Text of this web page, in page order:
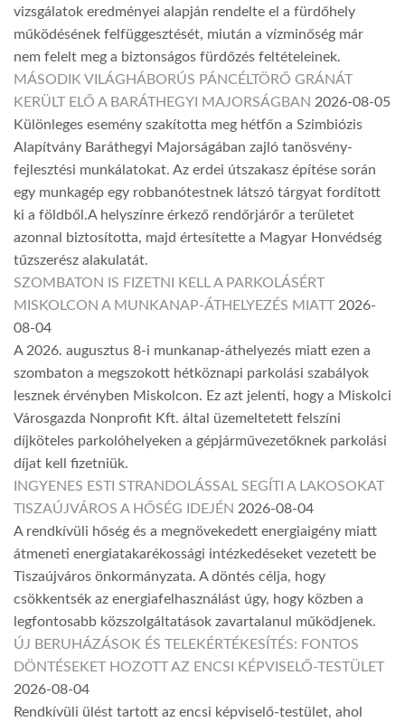
vizsgálatok eredményei alapján rendelte el a fürdőhely
működésének felfüggesztését, miután a vízminőség már
nem felelt meg a biztonságos fürdőzés feltételeinek.
MÁSODIK VILÁGHÁBORÚS PÁNCÉLTÖRŐ GRÁNÁT
KERÜLT ELŐ A BARÁTHEGYI MAJORSÁGBAN 2026-08-05
Különleges esemény szakította meg hétfőn a Szimbiózis
Alapítvány Baráthegyi Majorságában zajló tanösvény-
fejlesztési munkálatokat. Az erdei útszakasz építése során
egy munkagép egy robbanótestnek látszó tárgyat fordított
ki a földből.A helyszínre érkező rendőrjárőr a területet
azonnal biztosította, majd értesítette a Magyar Honvédség
tűzszerész alakulatát.
SZOMBATON IS FIZETNI KELL A PARKOLÁSÉRT
MISKOLCON A MUNKANAP-ÁTHELYEZÉS MIATT 2026-
08-04
A 2026. augusztus 8-i munkanap-áthelyezés miatt ezen a
szombaton a megszokott hétköznapi parkolási szabályok
lesznek érvényben Miskolcon. Ez azt jelenti, hogy a Miskolci
Városgazda Nonprofit Kft. által üzemeltetett felszíni
díjköteles parkolóhelyeken a gépjárművezetőknek parkolási
díjat kell fizetniük.
INGYENES ESTI STRANDOLÁSSAL SEGÍTI A LAKOSOKAT
TISZAÚJVÁROS A HŐSÉG IDEJÉN 2026-08-04
A rendkívüli hőség és a megnövekedett energiaigény miatt
átmeneti energiatakarékossági intézkedéseket vezetett be
Tiszaújváros önkormányzata. A döntés célja, hogy
csökkentsék az energiafelhasználást úgy, hogy közben a
legfontosabb közszolgáltatások zavartalanul működjenek.
ÚJ BERUHÁZÁSOK ÉS TELEKÉRTÉKESÍTÉS: FONTOS
DÖNTÉSEKET HOZOTT AZ ENCSI KÉPVISELŐ-TESTÜLET
2026-08-04
Rendkívüli ülést tartott az encsi képviselő-testület, ahol